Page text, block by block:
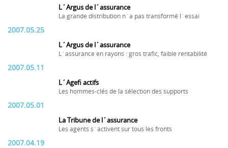
L´Argus de l´assurance
La grande distribution n´a pas transformé l´essai
2007.05.25
L´Argus de l´assurance
L´assurance en rayons : gros trafic, faible rentabilité
2007.05.11
L´Agefi actifs
Les hommes-clés de la sélection des supports
2007.05.01
La Tribune de l´assurance
Les agents s´activent sur tous les fronts
2007.04.19